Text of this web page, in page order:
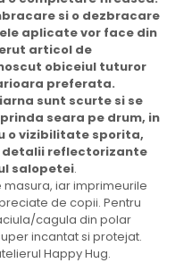
si o dezbracare
aplicate vor face din
articol de
obiceiul tuturor
preferata.
sunt scurte si se
seara pe drum, in
o vizibilitate sporita,
reflectorizante
salopetei.
masura, iar imprimeurile
de copii. Pentru
cagula din polar
incantat si protejat.
Happy Hug.